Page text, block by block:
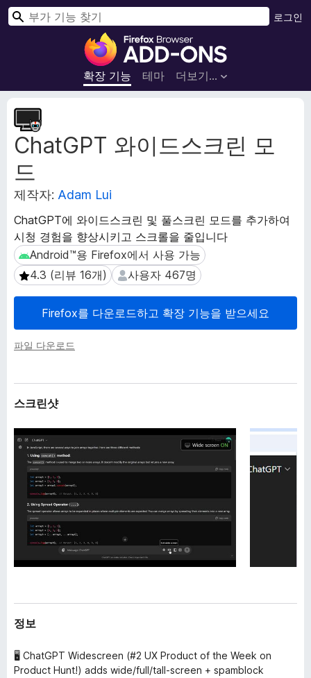
F
r
e
x
브
부
가
기
능
확장 기능 테마 더보기…
로그인
검
ChatGPT 와이드스크린 모
드
제작자: Adam Lui
ChatGPT에 와이드스크린 및 풀스크린 모드를 추가하여
시청 경험을 향상시키고 스크롤을 줄입니다
Android™용 Firefox에서 사용 가능
Android™용 Firefox에서 사용 가능
4.3 (리뷰 16개)
4.3 (리뷰 16개) 사용자 467명
사용자 467명
Firefox를 다운로드하고 확장 기능을 받으세요
파일 다운로드
확
장
메
타
데
이
터
스크린샷
정보
🖥️ ChatGPT Widescreen (#2 UX Product of the Week on
Product Hunt!) adds wide/full/tall-screen + spamblock